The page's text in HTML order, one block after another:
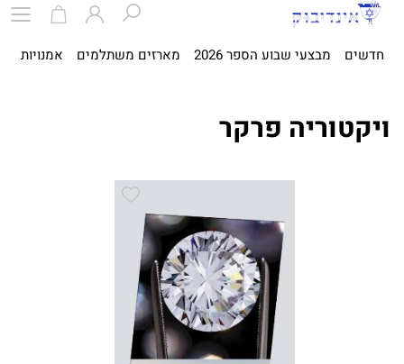
חדשים מבצעי שבוע הספר 2026 מארזים משתלמים אמנויות
ויקטוריה פרקר